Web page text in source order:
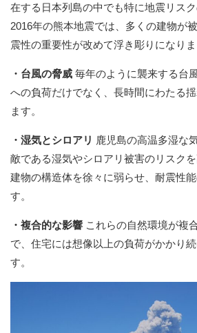
在する日本列島の中でも特に地震リスク
2016年の熊本地震では、多くの建物が
震性の重要性が改めて浮き彫りになりま
・台風の脅威 毎年のように襲来する台
への負荷だけでなく、長時間にわたる
ます。
・湿気とシロアリ 鹿児島の高温多湿な
敵である湿気やシロアリ被害のリスク
建物の構造体を徐々に弱らせ、耐震性
す。
・複合的な影響 これらの自然環境が複
で、住宅には想像以上の負荷がかかり
す。